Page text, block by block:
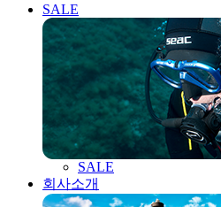
SALE
SALE
회사소개